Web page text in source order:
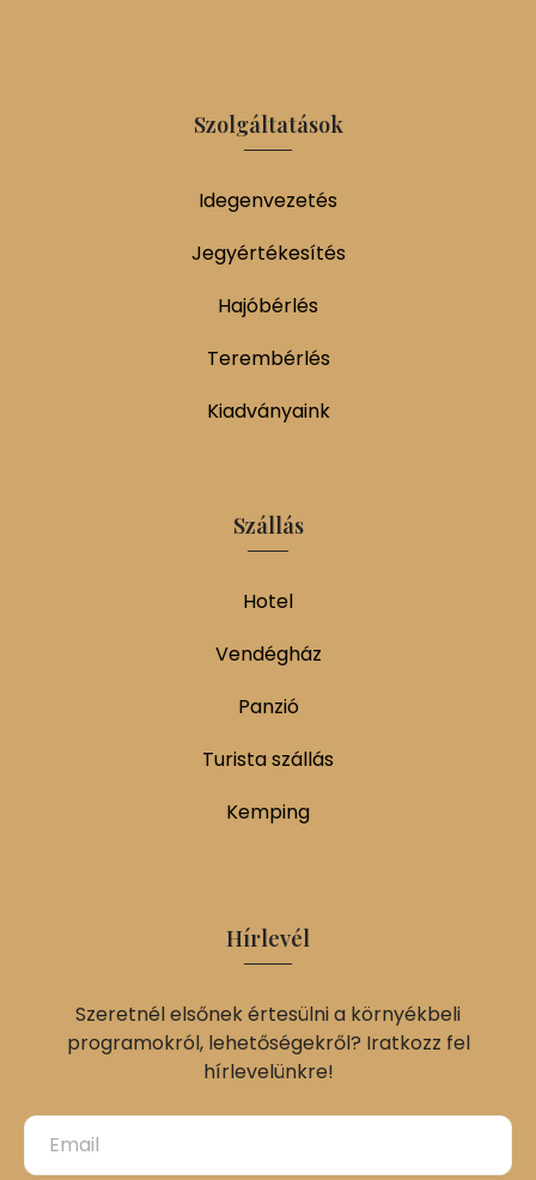
Szolgáltatások
Idegenvezetés
Jegyértékesítés
Hajóbérlés
Terembérlés
Kiadványaink
Szállás
Hotel
Vendégház
Panzió
Turista szállás
Kemping
Hírlevél
Szeretnél elsőnek értesülni a környékbeli
programokról, lehetőségekről? Iratkozz fel
hírlevelünkre!